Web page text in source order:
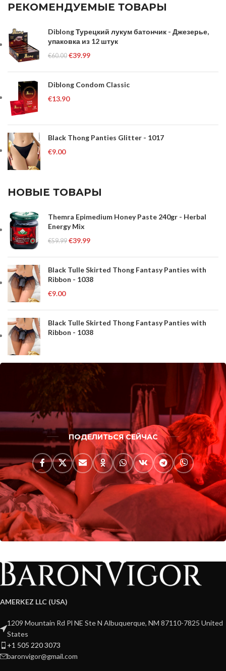
РЕКОМЕНДУЕМЫЕ ТОВАРЫ
Diblong Турецкий лукум батончик - Джезерье,
упаковка из 12 штук
€60.00 €39.99
Diblong Condom Classic
€13.90
Black Thong Panties Glitter - 1017
€9.00
НОВЫЕ ТОВАРЫ
Themra Epimedium Honey Paste 240gr - Herbal
Energy Mix
€59.99 €39.99
Black Tulle Skirted Thong Fantasy Panties with
Ribbon - 1038
€9.00
Black Tulle Skirted Thong Fantasy Panties with
Ribbon - 1038
ПОДЕЛИТЬСЯ СЕЙЧАС
AMERKEZ LLC (USA)
1209 Mountain Rd Pl NE Ste N Albuquerque, NM 87110-7825 United
States
+1 505 220 3073
baronvigor@gmail.com